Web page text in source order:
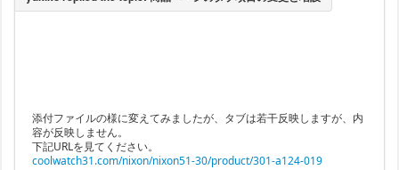
添付ファイルの様に変えてみましたが、タブは若干反映しますが、内
容が反映しません。
下記URLを見てください。
coolwatch31.com/nixon/nixon51-30/product/301-a124-019